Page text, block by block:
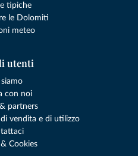
tipiche
le Dolomiti
meteo
utenti
con noi
partners
vendita e di utilizzo
Cookies